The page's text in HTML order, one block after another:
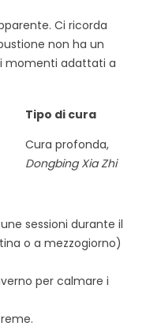
Ci ricorda
non ha un
momenti adattati a
Tipo di cura
Cura profonda,
Dongbing Xia Zhi
sessioni durante il
o a mezzogiorno)
per calmare i